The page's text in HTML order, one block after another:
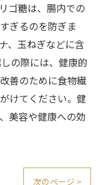
ゴ糖は、腸内での
ぎるのを防ぎま
、玉ねぎなどに含
の際には、健康的
善のために食物繊
けてください。健
美容や健康への効
次のページ >